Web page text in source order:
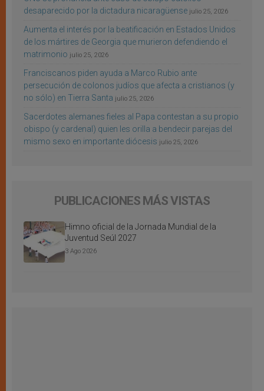
desaparecido por la dictadura nicaragüense julio 25, 2026
Aumenta el interés por la beatificación en Estados Unidos
de los mártires de Georgia que murieron defendiendo el
matrimonio julio 25, 2026
Franciscanos piden ayuda a Marco Rubio ante
persecución de colonos judíos que afecta a cristianos (y
no sólo) en Tierra Santa julio 25, 2026
Sacerdotes alemanes fieles al Papa contestan a su propio
obispo (y cardenal) quien les orilla a bendecir parejas del
mismo sexo en importante diócesis julio 25, 2026
PUBLICACIONES MÁS VISTAS
Himno oficial de la Jornada Mundial de la
Juventud Seúl 2027
3 Ago 2026